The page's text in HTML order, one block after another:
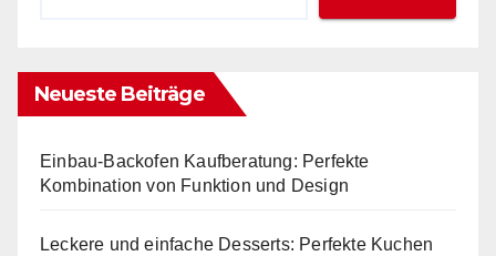
Neueste Beiträge
Einbau-Backofen Kaufberatung: Perfekte
Kombination von Funktion und Design
Leckere und einfache Desserts: Perfekte Kuchen